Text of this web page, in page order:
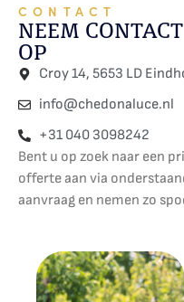
CONTACT
NEEM
OP
Croy 14, 5653 LD
info@chedonaluce.nl
+31 040 3098242
Bent u op zoek naar een
offerte aan via
aanvraag en nemen zo